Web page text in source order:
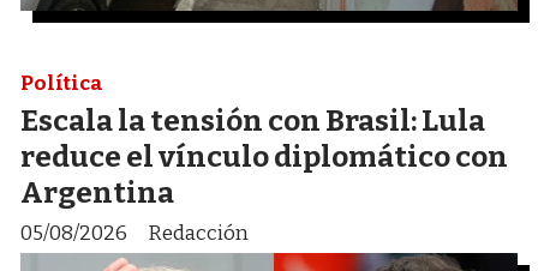
Escala la tensión con Brasil: Lula
reduce el vínculo diplomático con
Argentina
Redacción
Política
05/08/2026